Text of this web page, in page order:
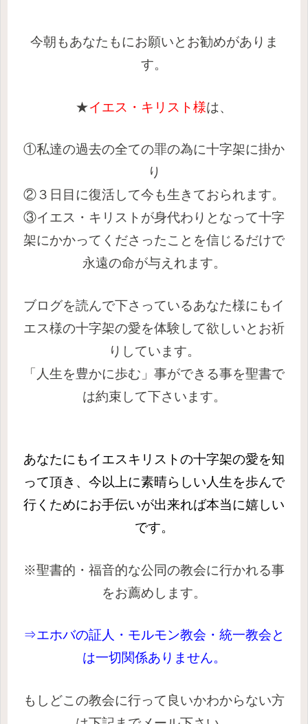
今朝もあなたもにお願いとお勧めがありま
す。
★イエス・キリスト様は、
①私達の過去の全ての罪の為に十字架に掛か
り
②３日目に復活して今も生きておられます。
③イエス・キリストが身代わりとなって十字
架にかかってくださったことを信じるだけで
永遠の命が与えれます。
ブログを読んで下さっているあなた様にもイ
エス様の十字架の愛を体験して欲しいとお祈
りしています。
「人生を豊かに歩む」事ができる事を聖書で
は約束して下さいます。
あなたにもイエスキリストの十字架の愛を知
って頂き、今以上に素晴らしい人生を歩んで
行くためにお手伝いが出来れば本当に嬉しい
です。
※聖書的・福音的な公同の教会に行かれる事
をお薦めします。
⇒エホバの証人・モルモン教会・統一教会と
は一切関係ありません。
もしどこの教会に行って良いかわからない方